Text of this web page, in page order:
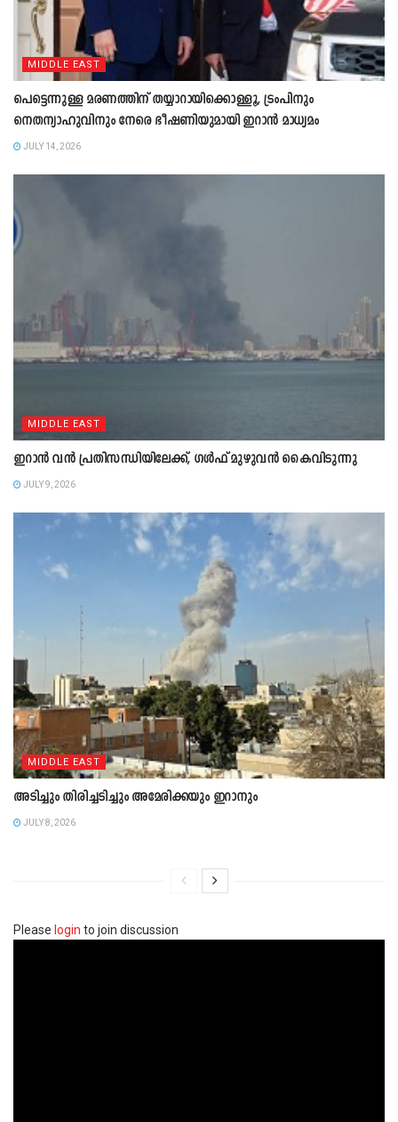
MIDDLE EAST
പെട്ടെന്നുള്ള മരണത്തിന് തയ്യാറായിക്കൊള്ളൂ, ട്രംപിനും
നെതന്യാഹുവിനും നേരെ ഭീഷണിയുമായി ഇറാൻ മാധ്യമം
JULY 14, 2026
MIDDLE EAST
ഇറാൻ വൻ പ്രതിസന്ധിയിലേക്ക്, ഗൾഫ് മുഴുവൻ കൈവിടുന്നു
JULY 9, 2026
MIDDLE EAST
അടിച്ചും തിരിച്ചടിച്ചും അമേരിക്കയും ഇറാനും
JULY 8, 2026
Please login to join discussion